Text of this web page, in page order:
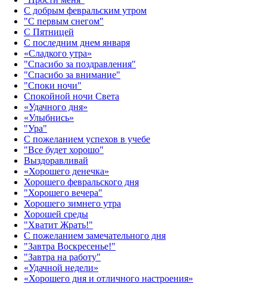
С добрым февральским утром
"С первым снегом"
С Пятницей
С последним днем января
«Сладкого утра»‎
"Спасибо за поздравления"
"Спасибо за внимание"
"Споки ночи"
Спокойной ночи Света
«Удачного дня»‎
«Улыбнись»‎
"Ура"
С пожеланием успехов в учебе
"Все будет хорошо"
Выздоравливай
«‎Хорошего денечка»‎
Хорошего февральского дня
"Хорошего вечера"
Хорошего зимнего утра
Хорошей среды
"Хватит Жрать!"
С пожеланием замечательного дня
"Завтра Воскресенье!"
"Завтра на работу"
«Удачной недели»‎
«Хорошего дня и отличного настроения»‎